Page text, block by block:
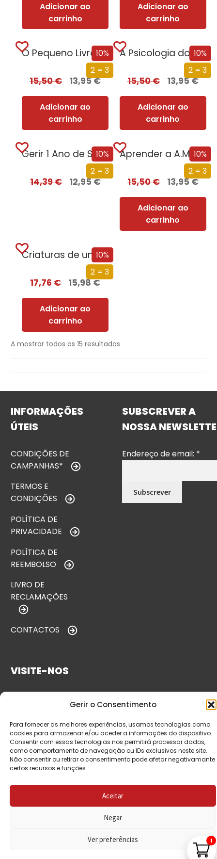
Gerir o Consentimento
Para fornecer as melhores experiências, usamos tecnologias como
cookies para armazenar e/ou aceder a informações do dispositivo.
Consentir com essas tecnologias nos permitirá processar dados,
como comportamento de navegação ou IDs exclusivos neste site.
Não consentir ou retirar o consentimento pode afetar negativamante
certos recursos e funções.
Aceitar
Negar
Ver preferências
Adicionar ao
carrinho
Adicionar ao
carrinho
10%
2 = 3
O Pequeno Livro das Grandes Fobias
15,50€ 13,95€
Adicionar ao
carrinho
10%
2 = 3
A Psicologia do Amor
15,50€ 13,95€
Adicionar ao
carrinho
10%
2 = 3
Gerir 1 Ano de Stress
14,39€ 12,95€
10%
2 = 3
Aprender a A.M.A.R.
15,50€ 13,95€
Adicionar ao
carrinho
10%
2 = 3
Criaturas de um Dia
17,76€ 15,98€
Adicionar ao
carrinho
A mostrar todos os 15 resultados
INFORMAÇÕES
ÚTEIS
CONDIÇÕES DE
CAMPANHAS*
TERMOS E
CONDIÇÕES
POLÍTICA DE
PRIVACIDADE
POLÍTICA DE
REEMBOLSO
LIVRO DE
RECLAMAÇÕES
CONTACTOS
SUBSCREVER A
NOSSA
Endereço de email: *
VISITE-NOS
© Copyright 2026 Saída de Emergência. Todos os
1